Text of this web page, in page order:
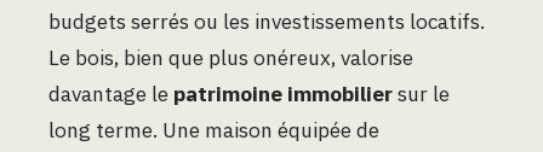
budgets serrés ou les investissements locatifs.
Le bois, bien que plus onéreux, valorise
davantage le patrimoine immobiliersur le
long terme. Une maison équipée de